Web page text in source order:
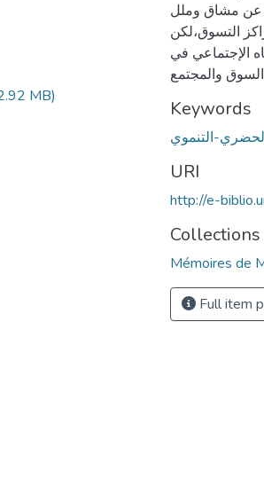
MB)
فهو أراد أن يبعدنا عن مشاق وملل
التسوق،لكن
الإجتماعي في
والمجتمع
Keywords
التنموي
URI
http://e-
Collections
Mémoires de
Full item